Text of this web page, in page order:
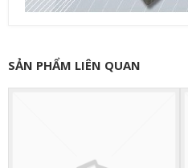
SẢN PHẨM LIÊN QUAN